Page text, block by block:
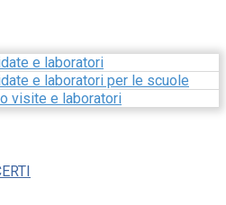
e laboratori
e laboratori per le scuole
visite e laboratori